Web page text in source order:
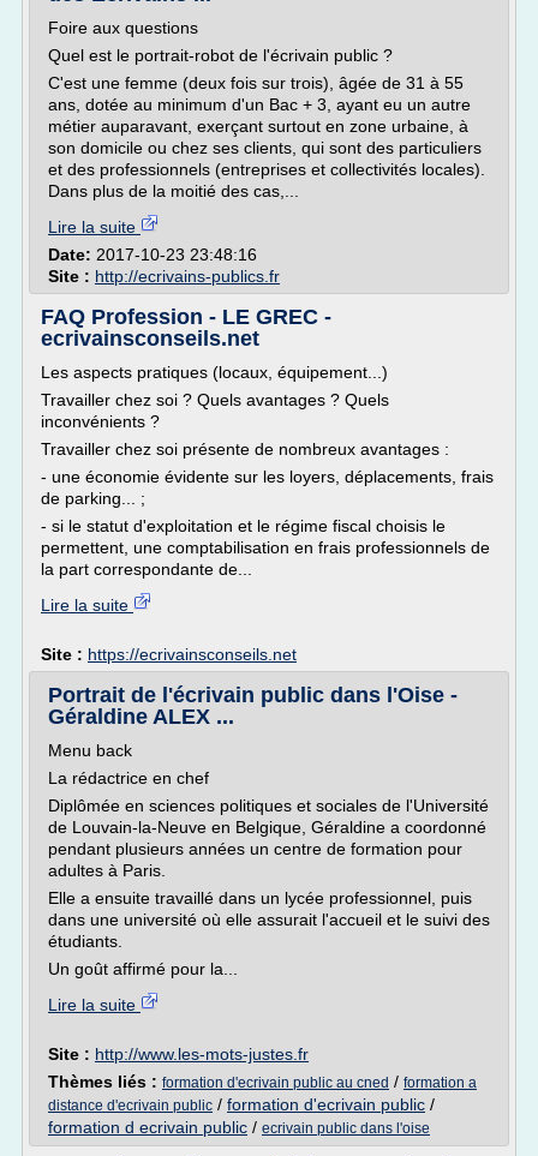
Foire aux questions
Quel est le portrait-robot de l'écrivain public ?
C'est une femme (deux fois sur trois), âgée de 31 à 55
ans, dotée au minimum d'un Bac + 3, ayant eu un autre
métier auparavant, exerçant surtout en zone urbaine, à
son domicile ou chez ses clients, qui sont des particuliers
et des professionnels (entreprises et collectivités locales).
Dans plus de la moitié des cas,...
Lire la suite
Date: 2017-10-23 23:48:16
Site : http://ecrivains-publics.fr
FAQ Profession - LE GREC -
ecrivainsconseils.net
Les aspects pratiques (locaux, équipement...)
Travailler chez soi ? Quels avantages ? Quels
inconvénients ?
Travailler chez soi présente de nombreux avantages :
- une économie évidente sur les loyers, déplacements, frais
de parking... ;
- si le statut d'exploitation et le régime fiscal choisis le
permettent, une comptabilisation en frais professionnels de
la part correspondante de...
Lire la suite
Site : https://ecrivainsconseils.net
Portrait de l'écrivain public dans l'Oise -
Géraldine ALEX ...
Menu back
La rédactrice en chef
Diplômée en sciences politiques et sociales de l'Université
de Louvain-la-Neuve en Belgique, Géraldine a coordonné
pendant plusieurs années un centre de formation pour
adultes à Paris.
Elle a ensuite travaillé dans un lycée professionnel, puis
dans une université où elle assurait l'accueil et le suivi des
étudiants.
Un goût affirmé pour la...
Lire la suite
Site : http://www.les-mots-justes.fr
Thèmes liés : formation d'ecrivain public au cned / formation a
distance d'ecrivain public / formation d'ecrivain public /
formation d ecrivain public / ecrivain public dans l'oise